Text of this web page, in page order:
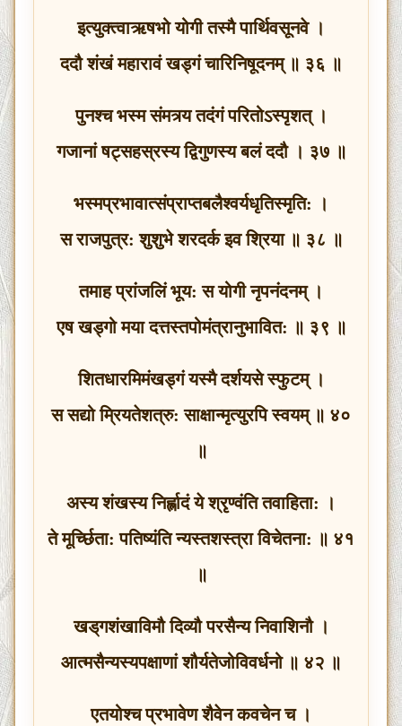
इत्युक्त्वाऋषभो योगी तस्मै पार्थिवसूनवे ।
ददौ शंखं महारावं खड्गं चारिनिषूदनम् ॥ ३६ ॥
पुनश्‍च भस्म संमत्र्य तदंगं परितोऽस्पृशत् ।
गजानां षट्‍सहस्रस्य द्विगुणस्य बलं ददौ । ३७ ॥
भस्मप्रभावात्संप्राप्तबलैश्वर्यधृतिस्मृति: ।
स राजपुत्र: शुशुभे शरदर्क इव श्रिया ॥ ३८ ॥
तमाह प्रांजलिं भूय: स योगी नृपनंदनम् ।
एष खड्‍गो मया दत्तस्तपोमंत्रानुभावित: ॥ ३९ ॥
शितधारमिमंखड्गं यस्मै दर्शयसे स्फुटम् ।
स सद्यो म्रियतेशत्रु: साक्षान्मृत्युरपि स्वयम् ॥ ४०
॥
अस्य शंखस्य निर्ह्लादं ये श्रृण्वंति तवाहिता: ।
ते मूर्च्छिता: पतिष्यंति न्यस्तशस्त्रा विचेतना: ॥ ४१
॥
खड्‌गशंखाविमौ दिव्यौ परसैन्य निवाशिनौ ।
आत्मसैन्यस्यपक्षाणां शौर्यतेजोविवर्धनो ॥ ४२ ॥
एतयोश्‍च प्रभावेण शैवेन कवचेन च ।